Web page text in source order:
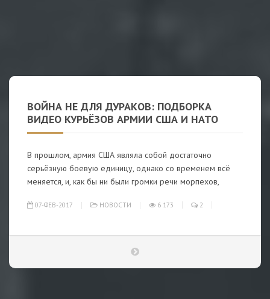
ВОЙНА НЕ ДЛЯ ДУРАКОВ: ПОДБОРКА
ВИДЕО КУРЬЁЗОВ АРМИИ США И НАТО
В прошлом, армия США являла собой достаточно
серьёзную боевую единицу, однако со временем всё
меняется, и, как бы ни были громки речи морпехов,
07-ФЕВ-2017 НОВОСТИ 6 173 2